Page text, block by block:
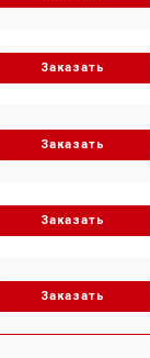
Заказать
Заказать
Заказать
Заказать